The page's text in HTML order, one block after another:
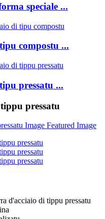
speciale ...
compostu ...
pressatu ...
pressatu
d'acciaio di tippu pressatu